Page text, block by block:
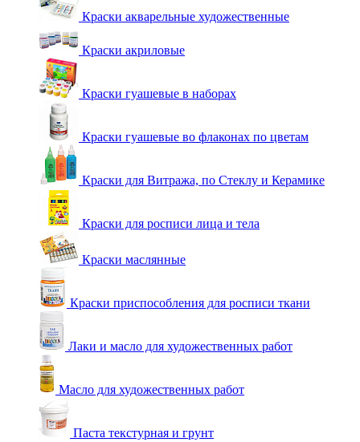
Краски акварельные художественные
Краски акриловые
Краски гуашевые в наборах
Краски гуашевые во флаконах по цветам
Краски для Витража, по Стеклу и Керамике
Краски для росписи лица и тела
Краски маслянные
Краски приспособления для росписи ткани
Лаки и масло для художественных работ
Масло для художественных работ
Паста текстурная и грунт